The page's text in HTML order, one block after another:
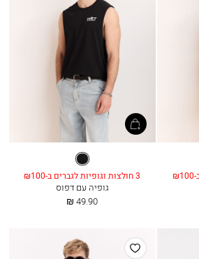
שחור
3 חולצות וגופיות לגברים ב-₪100
גופיה עם דפוס
החל
49.90 ₪
הוסף
למועדפים